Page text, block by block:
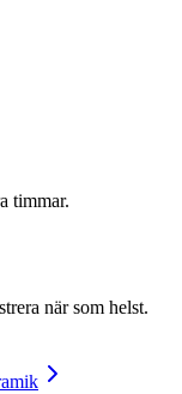
timmar.
när som helst.